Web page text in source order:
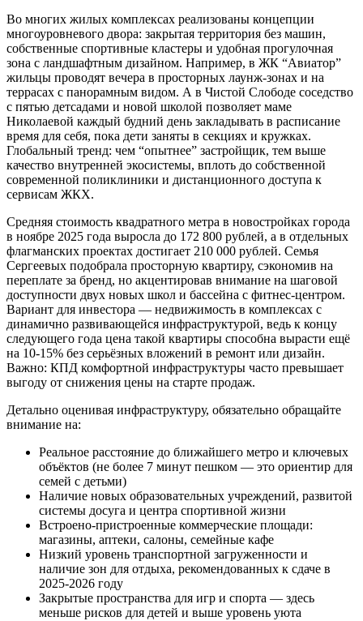
Во многих жилых комплексах реализованы концепции
многоуровневого двора: закрытая территория без машин,
собственные спортивные кластеры и удобная прогулочная
зона с ландшафтным дизайном. Например, в ЖК “Авиатор”
жильцы проводят вечера в просторных лаунж-зонах и на
террасах с панорамным видом. А в Чистой Слободе соседство
с пятью детсадами и новой школой позволяет маме
Николаевой каждый будний день закладывать в расписание
время для себя, пока дети заняты в секциях и кружках.
Глобальный тренд: чем “опытнее” застройщик, тем выше
качество внутренней экосистемы, вплоть до собственной
современной поликлиники и дистанционного доступа к
сервисам ЖКХ.
Средняя стоимость квадратного метра в новостройках города
в ноябре 2025 года выросла до 172 800 рублей, а в отдельных
флагманских проектах достигает 210 000 рублей. Семья
Сергеевых подобрала просторную квартиру, сэкономив на
переплате за бренд, но акцентировав внимание на шаговой
доступности двух новых школ и бассейна с фитнес-центром.
Вариант для инвестора — недвижимость в комплексах с
динамично развивающейся инфраструктурой, ведь к концу
следующего года цена такой квартиры способна вырасти ещё
на 10-15% без серьёзных вложений в ремонт или дизайн.
Важно: КПД комфортной инфраструктуры часто превышает
выгоду от снижения цены на старте продаж.
Детально оценивая инфраструктуру, обязательно обращайте
внимание на:
Реальное расстояние до ближайшего метро и ключевых
объёктов (не более 7 минут пешком — это ориентир для
семей с детьми)
Наличие новых образовательных учреждений, развитой
системы досуга и центра спортивной жизни
Встроено-пристроенные коммерческие площади:
магазины, аптеки, салоны, семейные кафе
Низкий уровень транспортной загруженности и
наличие зон для отдыха, рекомендованных к сдаче в
2025-2026 году
Закрытые пространства для игр и спорта — здесь
меньше рисков для детей и выше уровень уюта